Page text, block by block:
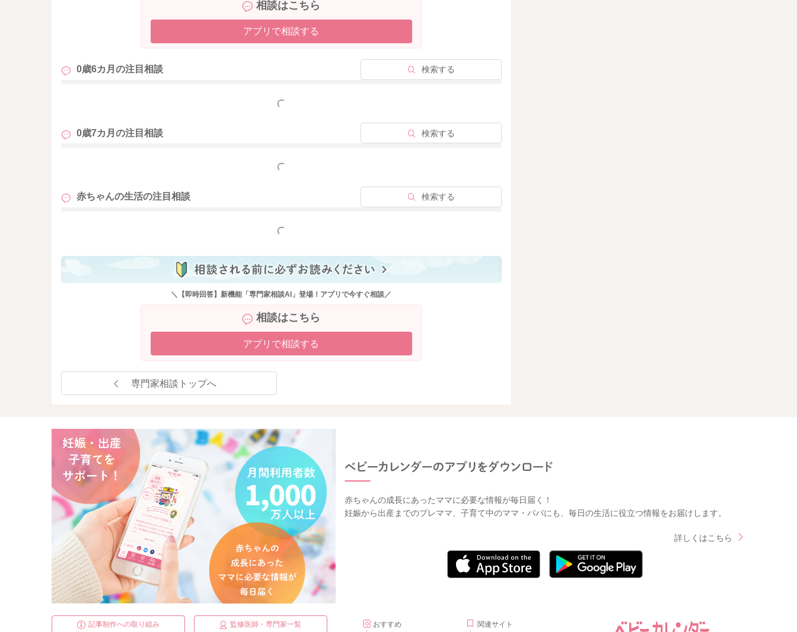
それで何かお子さんにあるということではないかと思います。
引き続き様子を見守っていただけると良いかと思います。
相談はこちら
アプリで相談する
0歳6カ月の注目相談 検索する
もっと見る
0歳7カ月の注目相談 検索する
もっと見る
赤ちゃんの生活の注目相談 検索する
もっと見る
＼【即時回答】新機能「専門家相談AI」登場！アプリで今すぐ相談／
相談はこちら
アプリで相談する
専門家相談トップへ
赤ちゃんの成長にあったママに必要な情報が毎日届く！
妊娠から出産までのプレママ、子育て中のママ・パパにも、毎日の生活に役立つ情報をお届けします。
詳しくはこちら
記事制作への取り組み 監修医師・専門家一覧 おすすめ 関連サイト